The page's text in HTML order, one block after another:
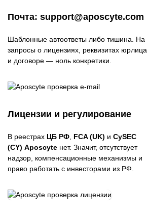
Почта: support@aposcyte.com
Шаблонные автоответы либо тишина. На
запросы о лицензиях, реквизитах юрлица
и договоре — ноль конкретики.
Лицензии и регулирование
В реестрах ЦБ РФ FCA (UK) и CySEC
(CY) Aposcyte нет. Значит, отсутствует
надзор, компенсационные механизмы и
право работать с инвесторами из РФ.